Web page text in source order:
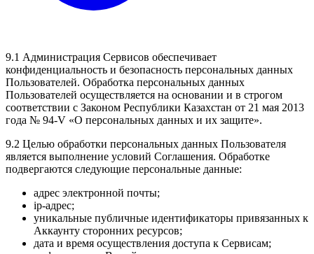
9.1 Администрация Сервисов обеспечивает
конфиденциальность и безопасность персональных данных
Пользователей. Обработка персональных данных
Пользователей осуществляется на основании и в строгом
соответствии с Законом Республики Казахстан от 21 мая 2013
года № 94-V «О персональных данных и их защите».
9.2 Целью обработки персональных данных Пользователя
является выполнение условий Соглашения. Обработке
подвергаются следующие персональные данные:
адрес электронной почты;
ip-адрес;
уникальные публичные идентификаторы привязанных к
Аккаунту сторонних ресурсов;
дата и время осуществления доступа к Сервисам;